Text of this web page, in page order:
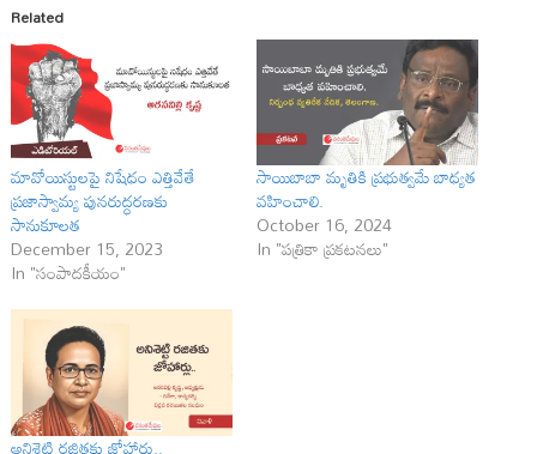
Related
మావోయిస్టులపై నిషేధం ఎత్తివేతే
ప్రజాస్వామ్య పునరుద్ధరణకు
సానుకూలత
December 15, 2023
In "సంపాదకీయం"
సాయిబాబా మృతికి ప్రభుత్వమే బాధ్యత
వహించాలి.
October 16, 2024
In "పత్రికా ప్రకటనలు"